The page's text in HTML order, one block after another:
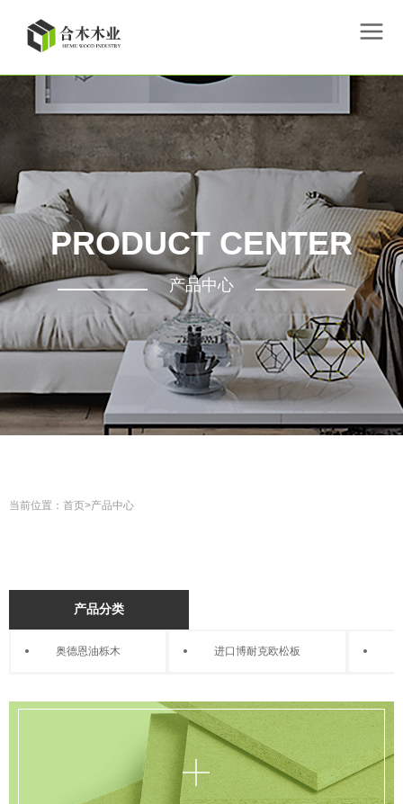
PRODUCT CENTER
产品中心
当前位置： 首页>产品中心
产品分类
奥德恩油栎木 进口博耐克欧松板